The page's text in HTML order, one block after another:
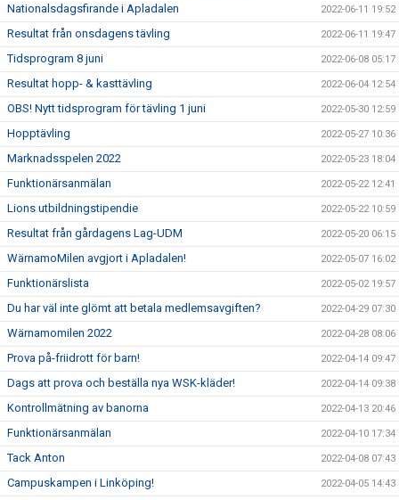
Nationalsdagsfirande i Apladalen 2022-06-11 19:52
Resultat från onsdagens tävling 2022-06-11 19:47
Tidsprogram 8 juni 2022-06-08 05:17
Resultat hopp- & kasttävling 2022-06-04 12:54
OBS! Nytt tidsprogram för tävling 1 juni 2022-05-30 12:59
Hopptävling 2022-05-27 10:36
Marknadsspelen 2022 2022-05-23 18:04
Funktionärsanmälan 2022-05-22 12:41
Lions utbildningstipendie 2022-05-22 10:59
Resultat från gårdagens Lag-UDM 2022-05-20 06:15
WärnamoMilen avgjort i Apladalen! 2022-05-07 16:02
Funktionärslista 2022-05-02 19:57
Du har väl inte glömt att betala medlemsavgiften? 2022-04-29 07:30
Wärnamomilen 2022 2022-04-28 08:06
Prova på-friidrott för barn! 2022-04-14 09:47
Dags att prova och beställa nya WSK-kläder! 2022-04-14 09:38
Kontrollmätning av banorna 2022-04-13 20:46
Funktionärsanmälan 2022-04-10 17:34
Tack Anton 2022-04-08 07:43
Campuskampen i Linköping! 2022-04-05 14:43